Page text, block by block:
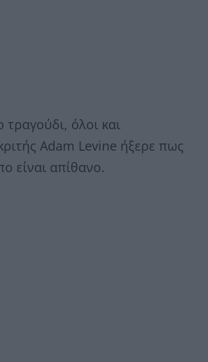
όλοι και
Adam Levine ήξερε πως
είναι απίθανο.